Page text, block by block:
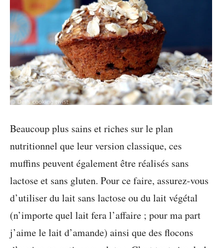
Beaucoup plus sains et riches sur le plan
nutritionnel que leur version classique, ces
muffins peuvent également être réalisés sans
lactose et sans gluten. Pour ce faire, assurez-vous
d’utiliser du lait sans lactose ou du lait végétal
(n’importe quel lait fera l’affaire ; pour ma part
j’aime le lait d’amande) ainsi que des flocons